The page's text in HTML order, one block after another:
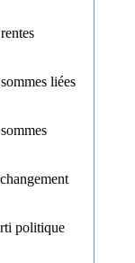
liées
politique